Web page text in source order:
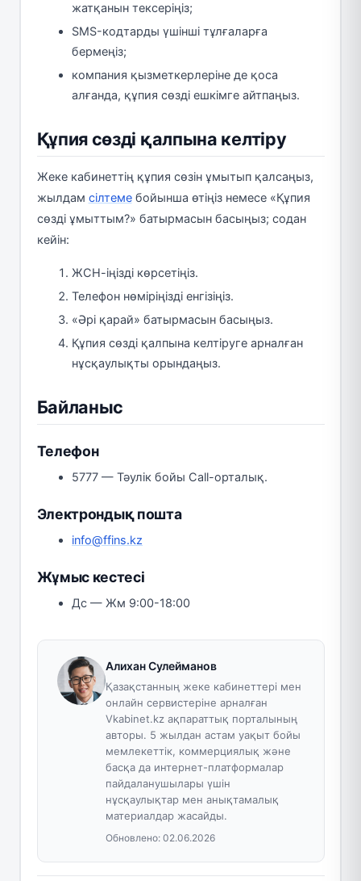
жатқанын тексеріңіз;
SMS-кодтарды үшінші тұлғаларға
бермеңіз;
компания қызметкерлеріне де қоса
алғанда, құпия сөзді ешкімге айтпаңыз.
Құпия сөзді қалпына келтіру
Жеке кабинеттің құпия сөзін ұмытып қалсаңыз,
жылдам сілтемебойынша өтіңіз немесе «Құпия
сөзді ұмыттым?» батырмасын басыңыз; содан
кейін:
ЖСН-іңізді көрсетіңіз.
Телефон нөміріңізді енгізіңіз.
«Әрі қарай» батырмасын басыңыз.
Құпия сөзді қалпына келтіруге арналған
нұсқаулықты орындаңыз.
Байланыс
Телефон
5777 — Тәулік бойы Call-орталық.
Электрондық пошта
info@ffins.kz
Жұмыс кестесі
Дс — Жм 9:00-18:00
Алихан Сулейманов
Қазақстанның жеке кабинеттері мен
онлайн сервистеріне арналған
Vkabinet.kz ақпараттық порталының
авторы. 5 жылдан астам уақыт бойы
мемлекеттік, коммерциялық және
басқа да интернет-платформалар
пайдаланушылары үшін
нұсқаулықтар мен анықтамалық
материалдар жасайды.
Обновлено: 02.06.2026